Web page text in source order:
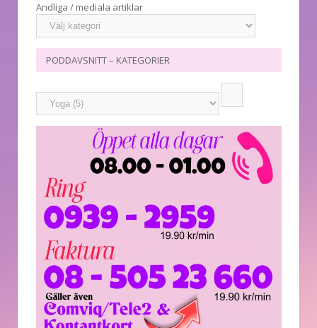
Andliga / mediala artiklar
PODDAVSNITT – KATEGORIER